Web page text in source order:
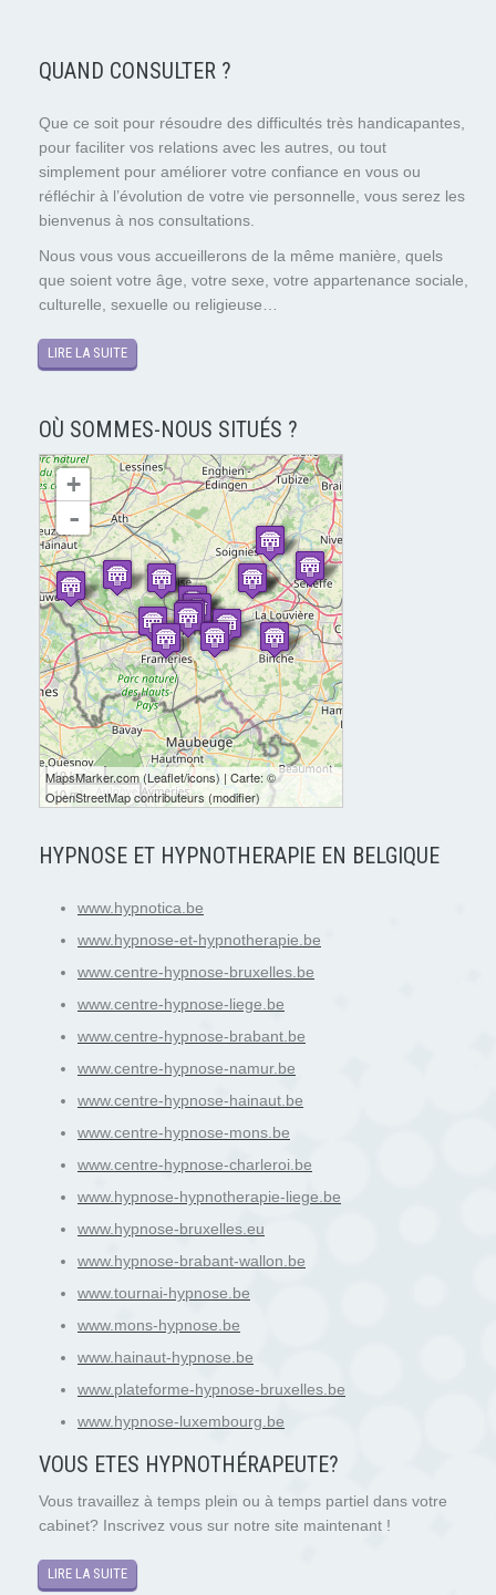
QUAND CONSULTER ?
Que ce soit pour résoudre des difficultés très handicapantes,
pour faciliter vos relations avec les autres, ou tout
simplement pour améliorer votre confiance en vous ou
réfléchir à l’évolution de votre vie personnelle, vous serez les
bienvenus à nos consultations.
Nous vous vous accueillerons de la même manière, quels
que soient votre âge, votre sexe, votre appartenance sociale,
culturelle, sexuelle ou religieuse…
LIRE LA SUITE
OÙ SOMMES-NOUS SITUÉS ?
chargement de la carte - veuillez patienter...
+
-
10 km
10 mi
MapsMarker.com(Leaflet/icons) | Carte: ©
OpenStreetMap contributeurs (modifier)
HYPNOSE ET HYPNOTHERAPIE EN BELGIQUE
www.hypnotica.be
www.hypnose-et-hypnotherapie.be
www.centre-hypnose-bruxelles.be
www.centre-hypnose-liege.be
www.centre-hypnose-brabant.be
www.centre-hypnose-namur.be
www.centre-hypnose-hainaut.be
www.centre-hypnose-mons.be
www.centre-hypnose-charleroi.be
www.hypnose-hypnotherapie-liege.be
www.hypnose-bruxelles.eu
www.hypnose-brabant-wallon.be
www.tournai-hypnose.be
www.mons-hypnose.be
www.hainaut-hypnose.be
www.plateforme-hypnose-bruxelles.be
www.hypnose-luxembourg.be
VOUS ETES HYPNOTHÉRAPEUTE?
Vous travaillez à temps plein ou à temps partiel dans votre
cabinet? Inscrivez vous sur notre site maintenant !
LIRE LA SUITE